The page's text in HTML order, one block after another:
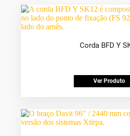
Corda BFD Y
Ver Produto